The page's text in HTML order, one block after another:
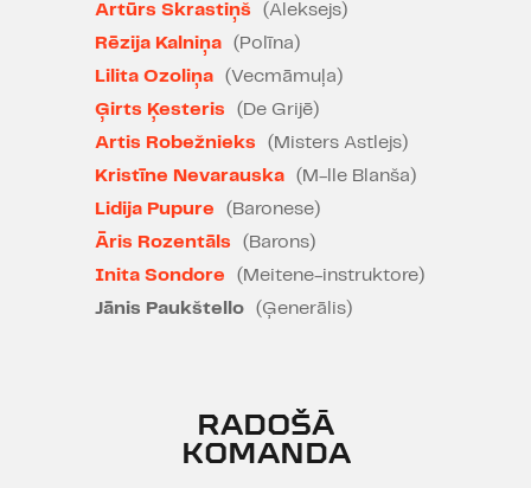
vienmēr rosās šaubīgas personas,
laimes meklētāji un avantūristi. Visi
sirgst ar mokošām kaislībām: pret
sievieti, pret spēli, pret naudu.
Alkas riskēt un pārkairinātas
fantāzijas reibina galvu. Brīdī, kad
dzīve tiek lauzta uz pusēm,
pamostas nevaldāms kārdinājums
likt uz spēles visu.
autobiogrāfisks romāns, ko krievu
vēriens fantāzijās par Dostojevska
pieteiktajām tēmām nosaka
Romana Kozaka skatuves versiju.
Artūrs Skrastiņš
(Aleksejs)
Rēzija Kalniņa
(Polīna)
Lilita Ozoliņa
(Vecmāmuļa)
Ģirts Ķesteris
(De Grijē)
Artis Robežnieks
(Misters Astlejs)
Kristīne Nevarauska
(M-lle Blanša)
Lidija Pupure
(Baronese)
Āris Rozentāls
(Barons)
Inita Sondore
(Meitene-instruktore)
Jānis Paukštello
(Ģenerālis)
RADOŠĀ
KOMANDA